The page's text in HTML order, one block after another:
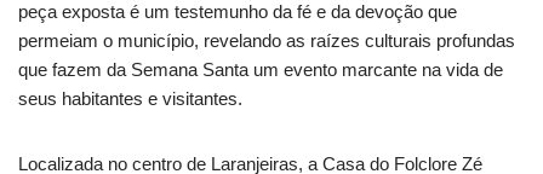
peça exposta é um testemunho da fé e da devoção que
permeiam o município, revelando as raízes culturais profundas
que fazem da Semana Santa um evento marcante na vida de
seus habitantes e visitantes.
Localizada no centro de Laranjeiras, a Casa do Folclore Zé